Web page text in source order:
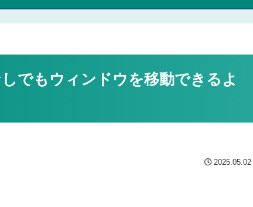
でもウィンドウを移動できるよ
2025.05.02